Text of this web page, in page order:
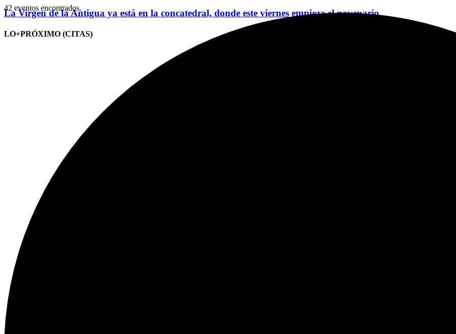
La Virgen de la Antigua ya está en la concatedral, donde este viernes empieza el novenario
LO+PRÓXIMO (CITAS)
42 eventos encontrados.